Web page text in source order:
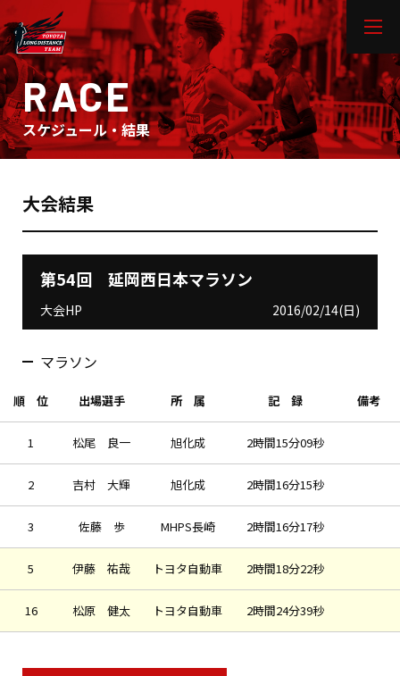
RACE
スケジュール・結果
大会結果
第54回 延岡西日本マラソン
大会HP 2016/02/14(日)
マラソン
順 位 出場選手 所 属 記 録 備考
1 松尾 良一 旭化成 2時間15分09秒
2 吉村 大輝 旭化成 2時間16分15秒
3 佐藤 歩 MHPS長崎 2時間16分17秒
5 伊藤 祐哉 トヨタ自動車 2時間18分22秒
16 松原 健太 トヨタ自動車 2時間24分39秒